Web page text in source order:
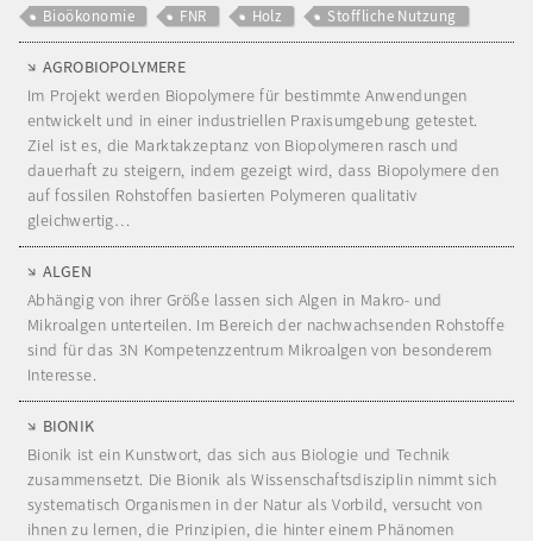
Bioökonomie FNR Holz Stoffliche Nutzung
AGROBIOPOLYMERE
Im Projekt werden Biopolymere für bestimmte Anwendungen
entwickelt und in einer industriellen Praxisumgebung getestet.
Ziel ist es, die Marktakzeptanz von Biopolymeren rasch und
dauerhaft zu steigern, indem gezeigt wird, dass Biopolymere den
auf fossilen Rohstoffen basierten Polymeren qualitativ
gleichwertig…
ALGEN
Abhängig von ihrer Größe lassen sich Algen in Makro- und
Mikroalgen unterteilen. Im Bereich der nachwachsenden Rohstoffe
sind für das 3N Kompetenzzentrum Mikroalgen von besonderem
Interesse.
BIONIK
Bionik ist ein Kunstwort, das sich aus Biologie und Technik
zusammensetzt. Die Bionik als Wissenschaftsdisziplin nimmt sich
systematisch Organismen in der Natur als Vorbild, versucht von
ihnen zu lernen, die Prinzipien, die hinter einem Phänomen